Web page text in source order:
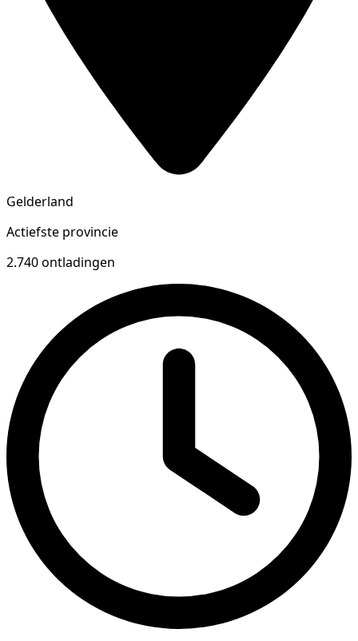
Gelderland
Actiefste provincie
2.740 ontladingen